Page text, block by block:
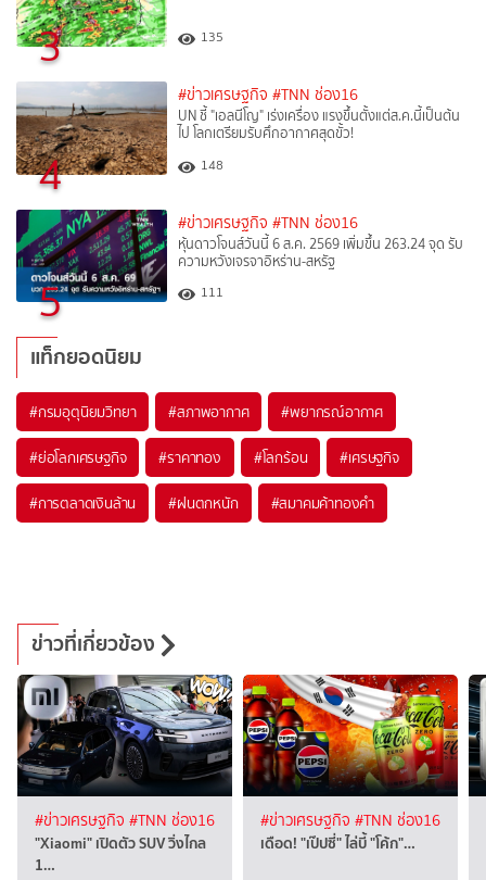
3 135
4
#ข่าวเศรษฐกิจ #TNN ช่อง16
UN ชี้ "เอลนีโญ" เร่งเครื่อง แรงขึ้นตั้งแต่ส.ค.นี้เป็นต้น
ไป โลกเตรียมรับศึกอากาศสุดขั้ว!
148
5
#ข่าวเศรษฐกิจ #TNN ช่อง16
หุ้นดาวโจนส์วันนี้ 6 ส.ค. 2569 เพิ่มขึ้น 263.24 จุด รับ
ความหวังเจรจาอิหร่าน-สหรัฐ
111
แท็กยอดนิยม
#กรมอุตุนิยมวิทยา #สภาพอากาศ #พยากรณ์อากาศ
#ย่อโลกเศรษฐกิจ #ราคาทอง #โลกร้อน #เศรษฐกิจ
#การตลาดเงินล้าน #ฝนตกหนัก #สมาคมค้าทองคำ
ข่าวที่เกี่ยวข้อง
#ข่าวเศรษฐกิจ #TNN ช่อง16
"Xiaomi" เปิดตัว SUV วิ่งไกล
1…
#ข่าวเศรษฐกิจ #TNN ช่อง16
เดือด! "เป๊ปซี่" ไล่บี้ "โค้ก"…